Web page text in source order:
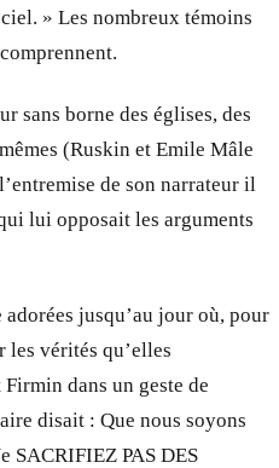
» Les nombreux témoins
sans borne des églises, des
(Ruskin et Emile Mâle
de son narrateur il
lui opposait les arguments
jusqu’au jour où, pour
vérités qu’elles
dans un geste de
disait : Que nous soyons
SACRIFIEZ PAS DES